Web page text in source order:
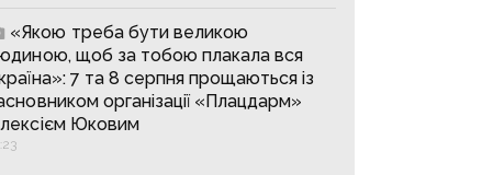
«Якою треба бути великою
щоб за тобою плакала вся
7 та 8 серпня прощаються із
організації «Плацдарм»
Юковим